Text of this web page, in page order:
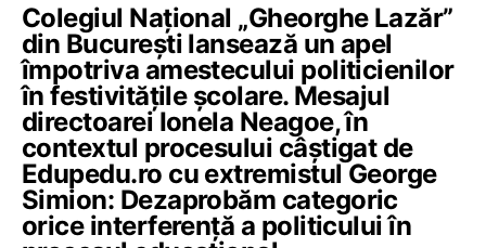
Colegiul Național „Gheorghe Lazăr”
din București lansează un apel
împotriva amestecului politicienilor
în festivitățile școlare. Mesajul
directoarei Ionela Neagoe, în
contextul procesului câștigat de
Edupedu.ro cu extremistul George
Simion: Dezaprobăm categoric
orice interferență a politicului în